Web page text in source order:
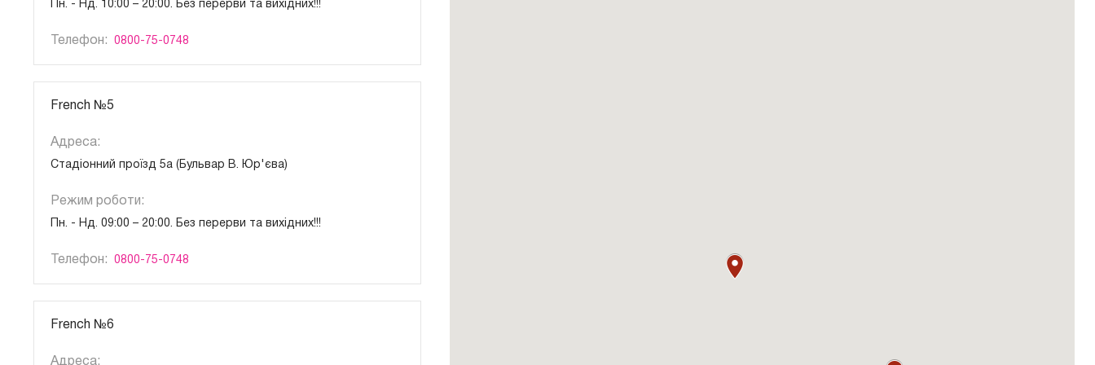
Пн. - Нд. 10:00 – 20:00. Без перерви та вихідних!!!
Телефон: 0800-75-0748
French №5
Адреса:
Стадіонний проїзд 5а (Бульвар В. Юр'єва)
Режим роботи:
Пн. - Нд. 09:00 – 20:00. Без перерви та вихідних!!!
Телефон: 0800-75-0748
French №6
Адреса: